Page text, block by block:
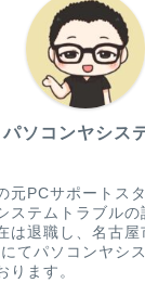
パソコンヤシス
元PCサポートス
ステムトラブルの
は退職し、名古屋
てパソコンヤシ
ります。